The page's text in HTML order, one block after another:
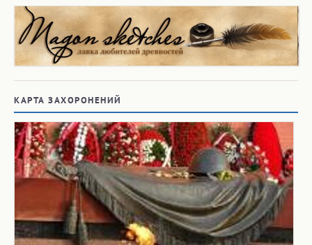
КАРТА ЗАХОРОНЕНИЙ